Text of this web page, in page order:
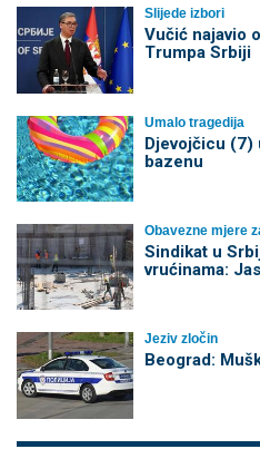
Slijede izbori
Vučić najavio
Trumpa Srbiji
Umalo tragedija
Djevojčicu (7)
bazenu
Obavezne mjere
Sindikat u
vrućinama:
Jeziv zločin
Beograd: